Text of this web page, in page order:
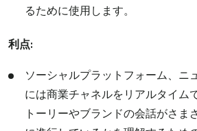
るために使用します。
利点:
ソーシャルプラットフォーム、ニ
には商業チャネルをリアルタイム
トーリーやブランドの会話がさま